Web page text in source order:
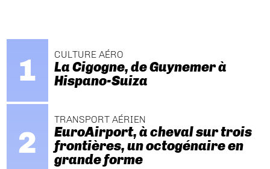
CULTURE AÉRO
La Cigogne, de Guynemer à
Hispano-Suiza
TRANSPORT AÉRIEN
EuroAirport, à cheval sur trois
frontières, un octogénaire en
grande forme